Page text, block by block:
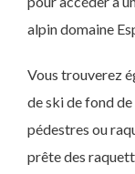
alpin domaine
Vous trouverez
de ski de fond
pédestres ou
prête des